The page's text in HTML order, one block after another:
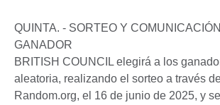
QUINTA. - SORTEO Y
GANADOR
BRITISH COUNCIL elegirá a los
aleatoria, realizando el sorteo a través
Random.org, el 16 de junio de 2025, y